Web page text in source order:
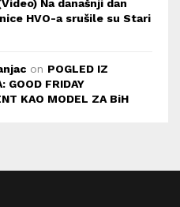
Na današnji dan
HVO-a srušile su Stari
on POGLED IZ
GOOD FRIDAY
KAO MODEL ZA BiH